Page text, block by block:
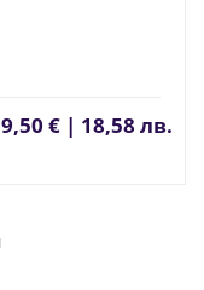
9,50 € | 18,58 лв.